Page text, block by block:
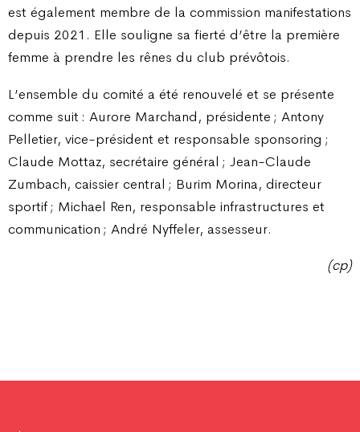
est également membre de la commission manifestations
depuis 2021. Elle souligne sa fierté d’être la première
femme à prendre les rênes du club prévôtois.
L’ensemble du comité a été renouvelé et se présente
comme suit : Aurore Marchand, présidente ; Antony
Pelletier, vice-président et responsable sponsoring ;
Claude Mottaz, secrétaire général ; Jean-Claude
Zumbach, caissier central ; Burim Morina, directeur
sportif ; Michael Ren, responsable infrastructures et
communication ; André Nyffeler, assesseur.
(cp)